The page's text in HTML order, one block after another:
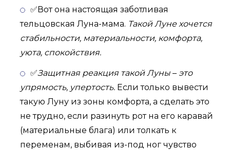
✅Вот она настоящая заботливая
тельцовская Луна-мама. Такой Луне хочется
стабильности, материальности, комфорта,
уюта, спокойствия.
✅Защитная реакция такой Луны – это
упрямость, упертость. Если только вывести
такую Луну из зоны комфорта, а сделать это
не трудно, если разинуть рот на его каравай
(материальные блага) или толкать к
переменам, выбивая из-под ног чувство